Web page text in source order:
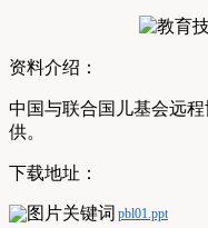
资料介绍：
中国与联合国儿基会远
供。
下载地址：
pbl01.ppt